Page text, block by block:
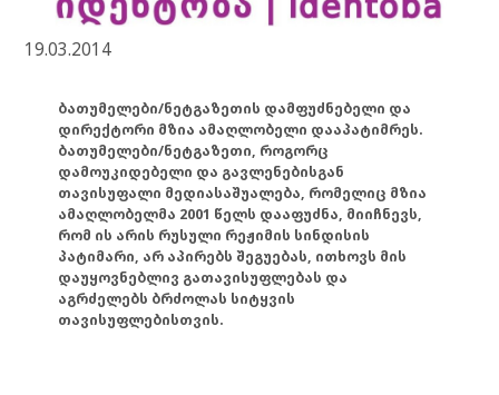
19.03.2014
ბათუმელები/ნეტგაზეთის დამფუძნებელი და
დირექტორი მზია ამაღლობელი დააპატიმრეს.
ბათუმელები/ნეტგაზეთი, როგორც
დამოუკიდებელი და გავლენებისგან
თავისუფალი მედიასაშუალება, რომელიც მზია
ამაღლობელმა 2001 წელს დააფუძნა, მიიჩნევს,
რომ ის არის რუსული რეჟიმის სინდისის
პატიმარი, არ აპირებს შეგუებას, ითხოვს მის
დაუყოვნებლივ გათავისუფლებას და
აგრძელებს ბრძოლას სიტყვის
თავისუფლებისთვის.